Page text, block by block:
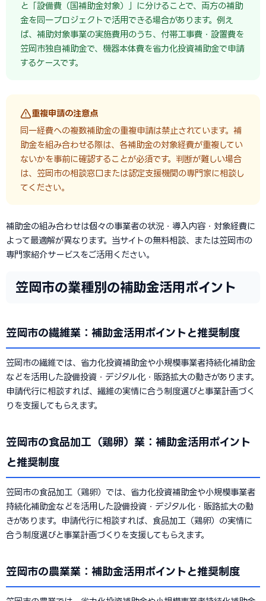
と「設備費（国補助金対象）」に分けることで、両方の補助
金を同一プロジェクトで活用できる場合があります。例え
ば、補助対象事業の実施費用のうち、付帯工事費・設置費を
笠岡市独自補助金で、機器本体費を省力化投資補助金で申請
するケースです。
重複申請の注意点
同一経費への複数補助金の重複申請は禁止されています。補
助金を組み合わせる際は、各補助金の対象経費が重複してい
ないかを事前に確認することが必須です。判断が難しい場合
は、笠岡市の相談窓口または認定支援機関の専門家に相談し
てください。
補助金の組み合わせは個々の事業者の状況・導入内容・対象経費に
よって最適解が異なります。当サイトの無料相談、または笠岡市の
専門家紹介サービスをご活用ください。
笠岡市の業種別の補助金活用ポイント
笠岡市の繊維業：補助金活用ポイントと推奨制度
笠岡市の繊維では、省力化投資補助金や小規模事業者持続化補助金
などを活用した設備投資・デジタル化・販路拡大の動きがあります。
申請代行に相談すれば、繊維の実情に合う制度選びと事業計画づく
りを支援してもらえます。
笠岡市の食品加工（鶏卵）業：補助金活用ポイント
と推奨制度
笠岡市の食品加工（鶏卵）では、省力化投資補助金や小規模事業者
持続化補助金などを活用した設備投資・デジタル化・販路拡大の動
きがあります。申請代行に相談すれば、食品加工（鶏卵）の実情に
合う制度選びと事業計画づくりを支援してもらえます。
笠岡市の農業業：補助金活用ポイントと推奨制度